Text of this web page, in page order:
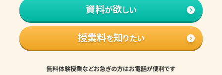
資料が欲しい
授業料を知りたい
無料体験授業などお急ぎの方はお電話が便利です